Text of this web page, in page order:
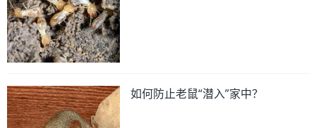
如何防止老鼠“潜入”家中？